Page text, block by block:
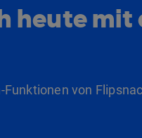
heute mit
von